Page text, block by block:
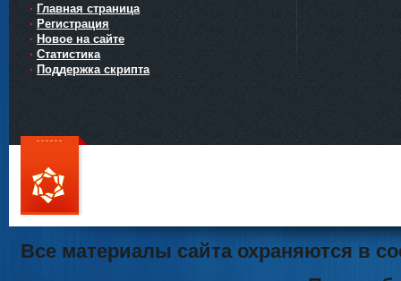
Главная страница
Регистрация
Новое на сайте
Статистика
Поддержка скрипта
111
Все материалы сайта охраняются в